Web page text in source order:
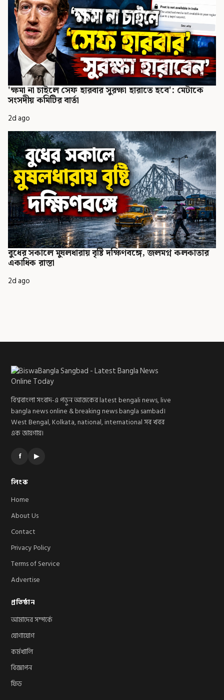
'ক্ষমা না চাইলে সেফ হারবার সুরক্ষা হারাতে হবে': মেটাকে
সংসদীয় কমিটির বার্তা
2d ago
বুধের সকালে মুষলধারায় বৃষ্টি দক্ষিণবঙ্গে, জলমগ্ন কলকাতার
একাধিক রাস্তা
2d ago
বিশ্ববাংলা সংবাদ-এ পড়ুন আজকের latest bengali news, live
bangla news online & breaking news bangla sambad।
West Bengal, Kolkata, national, international সব খবর
এক জায়গায়।
f ▶
লিংক
Home
About Us
Contact
Privacy Policy
Terms of Service
Advertise
প্রতিষ্ঠান
আমাদের সম্পর্কে
যোগাযোগ
কর্মখালি
বিজ্ঞাপন
ফিড